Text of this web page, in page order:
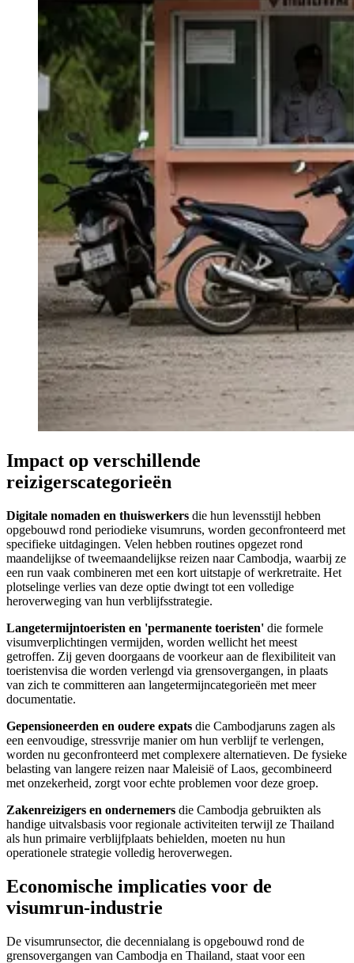
Impact op verschillende
reizigerscategorieën
Digitale nomaden en thuiswerkers die hun levensstijl hebben
opgebouwd rond periodieke visumruns, worden geconfronteerd met
specifieke uitdagingen. Velen hebben routines opgezet rond
maandelijkse of tweemaandelijkse reizen naar Cambodja, waarbij ze
een run vaak combineren met een kort uitstapje of werkretraite. Het
plotselinge verlies van deze optie dwingt tot een volledige
heroverweging van hun verblijfsstrategie.
Langetermijntoeristen en 'permanente toeristen' die formele
visumverplichtingen vermijden, worden wellicht het meest
getroffen. Zij geven doorgaans de voorkeur aan de flexibiliteit van
toeristenvisa die worden verlengd via grensovergangen, in plaats
van zich te committeren aan langetermijncategorieën met meer
documentatie.
Gepensioneerden en oudere expats die Cambodjaruns zagen als
een eenvoudige, stressvrije manier om hun verblijf te verlengen,
worden nu geconfronteerd met complexere alternatieven. De fysieke
belasting van langere reizen naar Maleisië of Laos, gecombineerd
met onzekerheid, zorgt voor echte problemen voor deze groep.
Zakenreizigers en ondernemers die Cambodja gebruikten als
handige uitvalsbasis voor regionale activiteiten terwijl ze Thailand
als hun primaire verblijfplaats behielden, moeten nu hun
operationele strategie volledig heroverwegen.
Economische implicaties voor de
visumrun-industrie
De visumrunsector, die decennialang is opgebouwd rond de
grensovergangen van Cambodja en Thailand, staat voor een